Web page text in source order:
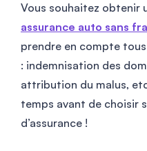
Vous souhaitez obtenir
assurance auto sans
prendre en compte
: indemnisation des
attribution du malus,
temps avant de choisir
d’assurance !